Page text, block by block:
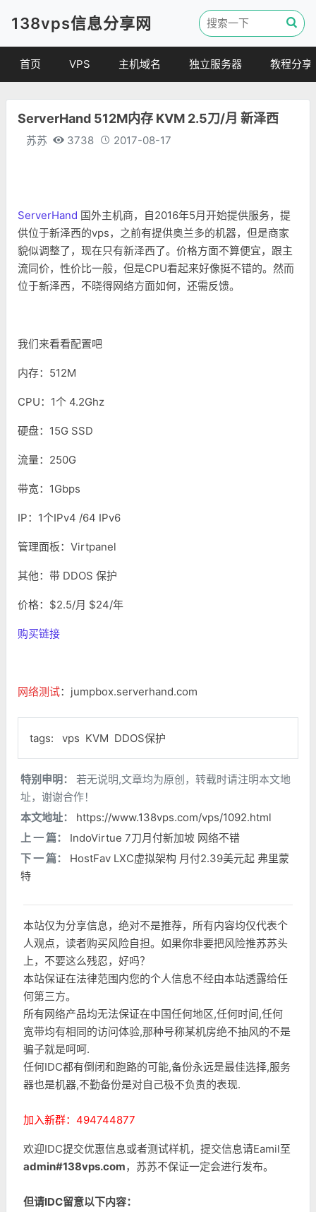
138vps信息分享网
首页 VPS
便宜VPS
VPS评测
主机域名
虚拟主机
独立服务器 教程分享
建站教程
ServerHand 512M内存 KVM 2.5刀/月 新泽西
苏苏 3738 2017-08-17
ServerHand 国外主机商，自2016年5月开始提供服务，提
供位于新泽西的vps，之前有提供奥兰多的机器，但是商家
貌似调整了，现在只有新泽西了。价格方面不算便宜，跟主
流同价，性价比一般，但是CPU看起来好像挺不错的。然而
位于新泽西，不晓得网络方面如何，还需反馈。
我们来看看配置吧
内存：512M
CPU：1个 4.2Ghz
硬盘：15G SSD
流量：250G
带宽：1Gbps
IP：1个IPv4 /64 IPv6
管理面板：Virtpanel
其他：带 DDOS 保护
价格：$2.5/月 $24/年
购买链接
网络测试：jumpbox.serverhand.com
tags: vps KVM DDOS保护
特别申明：
若无说明,文章均为原创，转载时请注明本文地
址，谢谢合作！
本文地址：
https://www.138vps.com/vps/1092.html
上 一 篇：
IndoVirtue 7刀月付新加坡 网络不错
下 一 篇：
HostFav LXC虚拟架构 月付2.39美元起 弗里蒙
特
本站仅为分享信息，绝对不是推荐，所有内容均仅代表个
人观点，读者购买风险自担。如果你非要把风险推苏苏头
上，不要这么残忍，好吗？
本站保证在法律范围内您的个人信息不经由本站透露给任
何第三方。
所有网络产品均无法保证在中国任何地区,任何时间,任何
宽带均有相同的访问体验,那种号称某机房绝不抽风的不是
骗子就是呵呵.
任何IDC都有倒闭和跑路的可能,备份永远是最佳选择,服务
器也是机器,不勤备份是对自己极不负责的表现.
加入新群：494744877
欢迎IDC提交优惠信息或者测试样机，提交信息请Eamil至
admin#138vps.com，苏苏不保证一定会进行发布。
但请IDC留意以下内容：